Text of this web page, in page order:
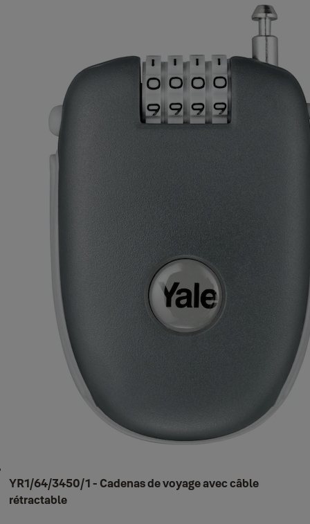
YR1/64/3450/1 - Cadenas de voyage avec câble
rétractable